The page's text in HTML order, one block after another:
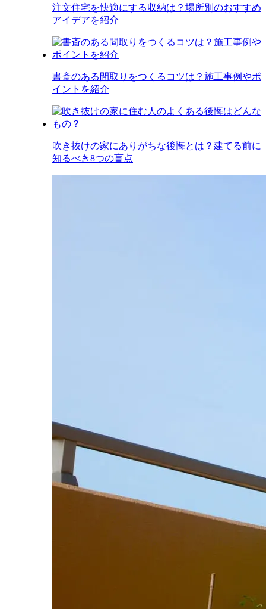
注文住宅を快適にする収納は？場所別のおすすめ
アイデアを紹介
書斎のある間取りをつくるコツは？施工事例やポ
イントを紹介
吹き抜けの家にありがちな後悔とは？建てる前に
知るべき8つの盲点